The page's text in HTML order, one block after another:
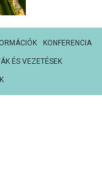
KONFERENCIA
ÉS VEZETÉSEK